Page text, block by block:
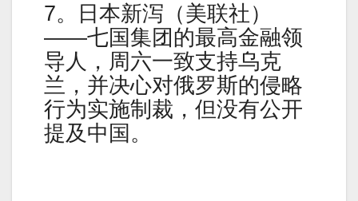
7。日本新泻（美联社）
——七国集团的最高金融领
导人，周六一致支持乌克
兰，并决心对俄罗斯的侵略
行为实施制裁，但没有公开
提及中国。